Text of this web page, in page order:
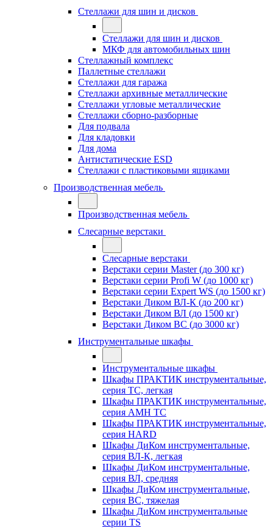
Стеллажи для шин и дисков
Стеллажи для шин и дисков
МКФ для автомобильных шин
Стеллажный комплекс
Паллетные стеллажи
Стеллажи для гаража
Стеллажи архивные металлические
Стеллажи угловые металлические
Стеллажи сборно-разборные
Для подвала
Для кладовки
Для дома
Антистатические ESD
Стеллажи с пластиковыми ящиками
Производственная мебель
Производственная мебель
Слесарные верстаки
Слесарные верстаки
Верстаки серии Master (до 300 кг)
Верстаки серии Profi W (до 1000 кг)
Верстаки серии Expert WS (до 1500 кг)
Верстаки Диком ВЛ-К (до 200 кг)
Верстаки Диком ВЛ (до 1500 кг)
Верстаки Диком ВС (до 3000 кг)
Инструментальные шкафы
Инструментальные шкафы
Шкафы ПРАКТИК инструментальные,
серия TC, легкая
Шкафы ПРАКТИК инструментальные,
серия AMH TC
Шкафы ПРАКТИК инструментальные,
серия HARD
Шкафы ДиКом инструментальные,
cерия ВЛ-К, легкая
Шкафы ДиКом инструментальные,
серия ВЛ, средняя
Шкафы ДиКом инструментальные,
серия ВС, тяжелая
Шкафы ДиКом инструментальные
серии TS